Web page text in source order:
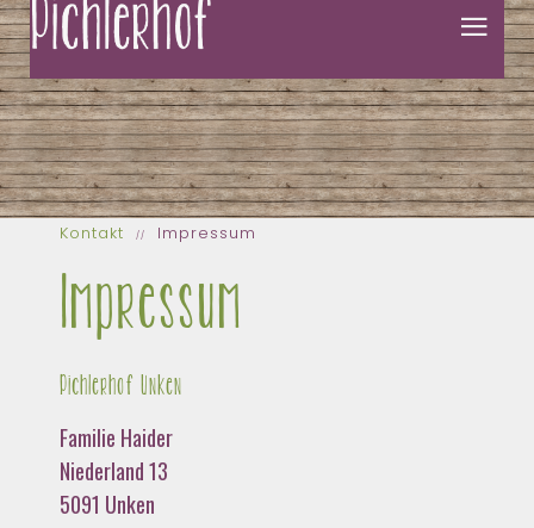
Kontakt Impressum
Impressum
Pichlerhof Unken
Familie Haider
Niederland 13
5091 Unken